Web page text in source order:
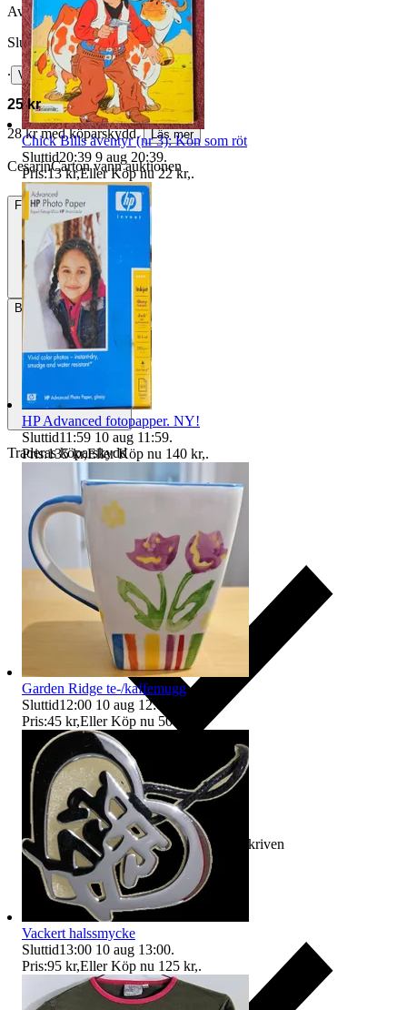
Avslutad 3 jul 15:15
Slutpris
∙ Visa bud
25 kr
28 kr med köparskydd.
Läs mer
CesarinCarton vann auktionen
FraktFrån 54 kr
BetalningVia Tradera
Traderas köparskydd
Ersättning om varan inte är som beskriven
Chick Bills äventyr (nr 3): Kon som röt
Sluttid20:39 9 aug 20:39.
Pris:13 kr,Eller Köp nu 22 kr,.
HP Advanced fotopapper. NY!
Sluttid11:59 10 aug 11:59.
Pris:135 kr,Eller Köp nu 140 kr,.
Garden Ridge te-/kaffemugg
Sluttid12:00 10 aug 12:00
Pris:45 kr,Eller Köp nu 50 kr
Vackert halssmycke
Sluttid13:00 10 aug 13:00.
Pris:95 kr,Eller Köp nu 125 kr,.